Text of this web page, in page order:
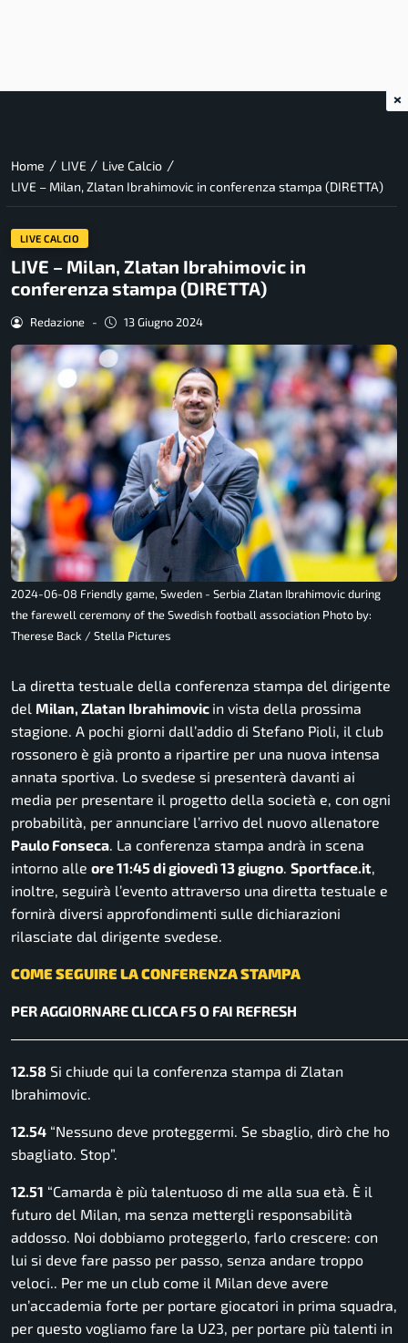
Home / LIVE / Live Calcio /
LIVE – Milan, Zlatan Ibrahimovic in conferenza stampa (DIRETTA)
LIVE CALCIO
LIVE – Milan, Zlatan Ibrahimovic in
conferenza stampa (DIRETTA)
Redazione - 13 Giugno 2024
2024-06-08 Friendly game, Sweden - Serbia Zlatan Ibrahimovic during
the farewell ceremony of the Swedish football association Photo by:
Therese Back / Stella Pictures
La diretta testuale della conferenza stampa del dirigente
del Milan, Zlatan Ibrahimovic in vista della prossima
stagione. A pochi giorni dall’addio di Stefano Pioli, il club
rossonero è già pronto a ripartire per una nuova intensa
annata sportiva. Lo svedese si presenterà davanti ai
media per presentare il progetto della società e, con ogni
probabilità, per annunciare l’arrivo del nuovo allenatore
Paulo Fonseca. La conferenza stampa andrà in scena
intorno alle ore 11:45 di giovedì 13 giugno. Sportface.it,
inoltre, seguirà l’evento attraverso una diretta testuale e
fornirà diversi approfondimenti sulle dichiarazioni
rilasciate dal dirigente svedese.
COME SEGUIRE LA CONFERENZA STAMPA
PER AGGIORNARE CLICCA F5 O FAI REFRESH
12.58 Si chiude qui la conferenza stampa di Zlatan
Ibrahimovic.
12.54 “Nessuno deve proteggermi. Se sbaglio, dirò che ho
sbagliato. Stop”.
12.51 “Camarda è più talentuoso di me alla sua età. È il
futuro del Milan, ma senza mettergli responsabilità
addosso. Noi dobbiamo proteggerlo, farlo crescere: con
lui si deve fare passo per passo, senza andare troppo
veloci.. Per me un club come il Milan deve avere
un’accademia forte per portare giocatori in prima squadra,
per questo vogliamo fare la U23, per portare più talenti in
×